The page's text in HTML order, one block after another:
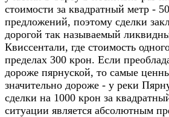
стоимости за квадратный метр -
предложений, поэтому сделки
дорогой так называемый
Квиссентали, где стоимость
пределах 300 крон. Если
дороже пярнуской, то самые
значительно дороже - у реки
сделки на 1000 крон за
ситуации является абсолютным